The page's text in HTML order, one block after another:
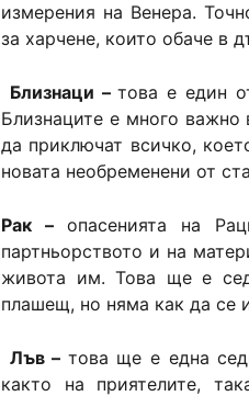
измерения на Венера.
за харчене, които обаче в
Близнаци –това е един
Близнаците е много
да приключат всичко,
новата необременени от
Рак – опасенията на
партньорството и на
живота им. Това ще е
плашещ, но няма как да се
Лъв – това ще е една
както на приятелите,